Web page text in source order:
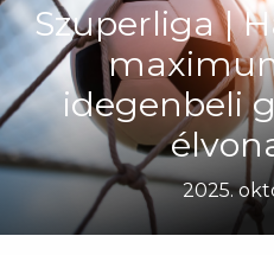
Szuperliga |
idegenbeli
2025.